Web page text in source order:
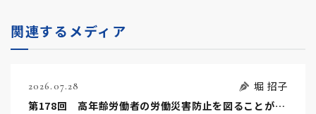
関連するメディア
2026.07.28
堀 招子
第178回 高年齢労働者の労働災害防止を図ることが事業者の努力義務になりました！